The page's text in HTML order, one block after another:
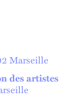
Marseille
des artistes